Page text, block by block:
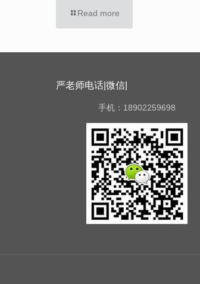
Read more
严老师电话|微信|
手机：18902259698